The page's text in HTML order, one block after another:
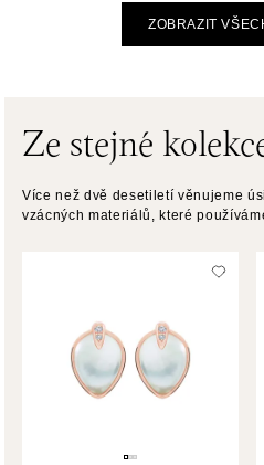
HALADA OC Eurovea,
HALADA OC Avion,
Ivanská cesta 16, 821 04
tel.: +421 917 090 372
Einsteinova 18, 851 01
tel.: +421 917 090 891
dnes otevřeno do 21:00
ZOBRAZIT
Ze stejné
Více než dvě desetiletí věnujeme
vzácných materiálů, které